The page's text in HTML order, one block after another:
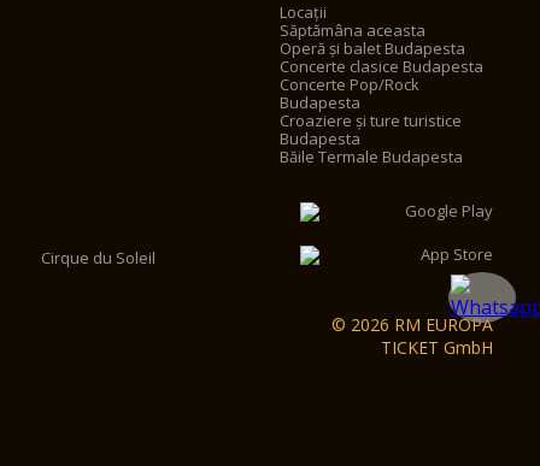
Locații
Săptămâna aceasta
Operă și balet Budapesta
Concerte clasice Budapesta
Concerte Pop/Rock
Budapesta
Croaziere și ture turistice
Budapesta
Băile Termale Budapesta
Cirque du Soleil
© 2026 RM EUROPA
TICKET GmbH